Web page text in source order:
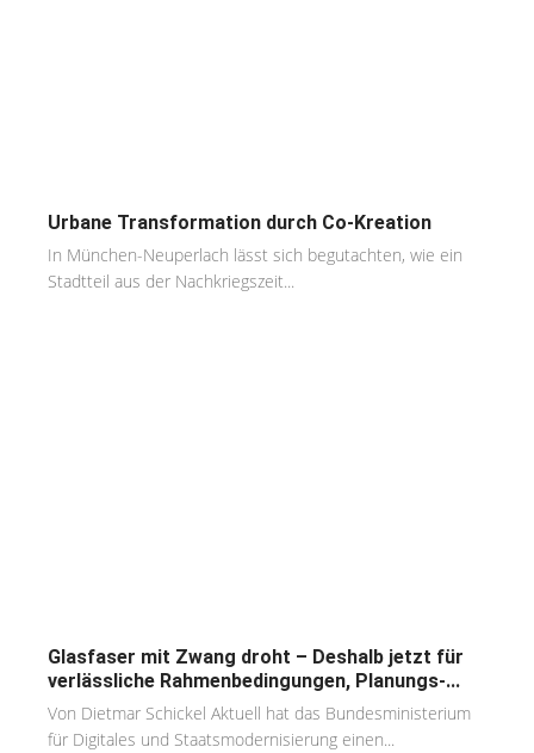
Urbane Transformation durch Co-Kreation
In München-Neuperlach lässt sich begutachten, wie ein
Stadtteil aus der Nachkriegszeit...
Glasfaser mit Zwang droht – Deshalb jetzt für
verlässliche Rahmenbedingungen, Planungs-...
Von Dietmar Schickel Aktuell hat das Bundesministerium
für Digitales und Staatsmodernisierung einen...